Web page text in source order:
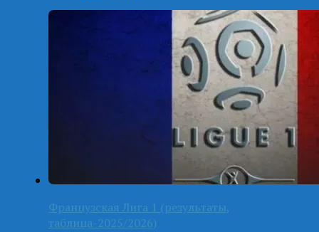
Французская Лига 1 (результаты,
таблица-2025/2026)